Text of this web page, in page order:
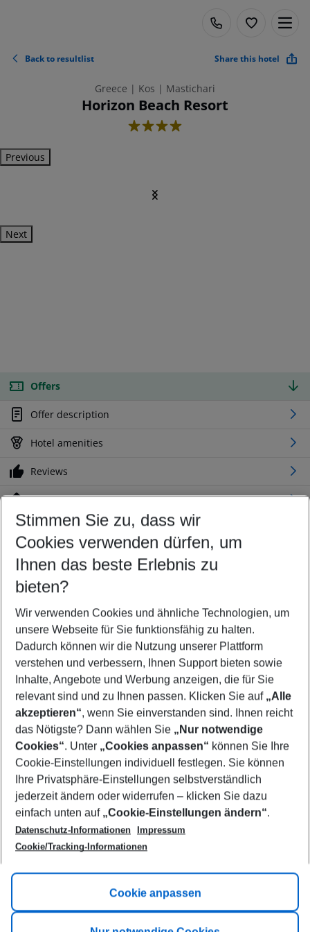
Back to resultlist Share this hotel
Greece | Kos | Mastichari
Horizon Beach Resort
4
Previous
Next
Offers
Offer description
Hotel amenities
Reviews
Location
Customize your offer
Find the perfect deal which suits your best
Your departure airport
Any airport
Select your date range
08/08/26–06/08/27 5-8 nights
Who will travel
2 adults No children
Show more filter
Footer
Footer navigation
Title A
Link A
Stimmen Sie zu, dass wir
Cookies verwenden dürfen, um
Ihnen das beste Erlebnis zu
bieten?
Wir verwenden Cookies und ähnliche Technologien, um
unsere Webseite für Sie funktionsfähig zu halten.
Dadurch können wir die Nutzung unserer Plattform
verstehen und verbessern, Ihnen Support bieten sowie
Inhalte, Angebote und Werbung anzeigen, die für Sie
relevant sind und zu Ihnen passen. Klicken Sie auf „Alle
akzeptieren“, wenn Sie einverstanden sind. Ihnen reicht
das Nötigste? Dann wählen Sie „Nur notwendige
Cookies“. Unter „Cookies anpassen“ können Sie Ihre
Cookie-Einstellungen individuell festlegen. Sie können
Ihre Privatsphäre-Einstellungen selbstverständlich
jederzeit ändern oder widerrufen – klicken Sie dazu
einfach unten auf „Cookie-Einstellungen ändern“.
Datenschutz-Informationen
Impressum
Cookie/Tracking-Informationen
Cookie anpassen